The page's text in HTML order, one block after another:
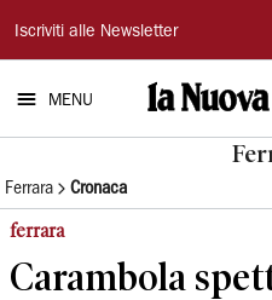
La
Nuova
Ferrara
Iscriviti alle Newsletter
MENU
Ferrara Cronaca
ferrara
Carambola